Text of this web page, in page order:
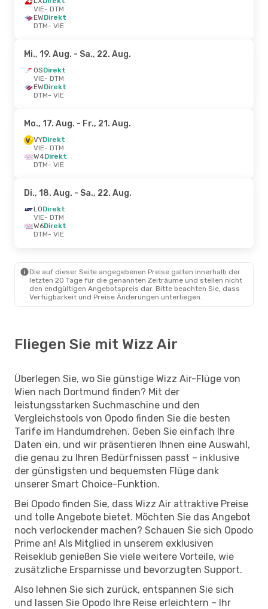
VIE- DTM
EWDirekt
DTM- VIE
Mi., 19. Aug. - Sa., 22. Aug.
OSDirekt
VIE- DTM
EWDirekt
DTM- VIE
Mo., 17. Aug. - Fr., 21. Aug.
VYDirekt
VIE- DTM
W4Direkt
DTM- VIE
Di., 18. Aug. - Sa., 22. Aug.
LODirekt
VIE- DTM
W6Direkt
DTM- VIE
Die auf dieser Seite angegebenen Preise galten innerhalb der
letzten 20 Tage für die genannten Zeiträume und stellen nicht
den endgültigen Angebotspreis dar. Bitte beachten Sie, dass
Verfügbarkeit und Preise Änderungen unterliegen.
Fliegen Sie mit Wizz Air
Überlegen Sie, wo Sie günstige Wizz Air-Flüge von
Wien nach Dortmund finden? Mit der
leistungsstarken Suchmaschine und den
Vergleichstools von Opodo finden Sie die besten
Tarife im Handumdrehen. Geben Sie einfach Ihre
Daten ein, und wir präsentieren Ihnen eine Auswahl,
die genau zu Ihren Bedürfnissen passt – inklusive
der günstigsten und bequemsten Flüge dank
unserer Smart Choice-Funktion.
Bei Opodo finden Sie, dass Wizz Air attraktive Preise
und tolle Angebote bietet. Möchten Sie das Angebot
noch verlockender machen? Schauen Sie sich Opodo
Prime an! Als Mitglied in unserem exklusiven
Reiseklub genießen Sie viele weitere Vorteile, wie
zusätzliche Ersparnisse und bevorzugten Support.
Also lehnen Sie sich zurück, entspannen Sie sich
und lassen Sie Opodo Ihre Reise erleichtern – Ihr